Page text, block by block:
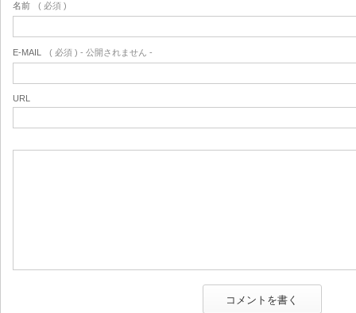
名前 ( 必須 )
E-MAIL ( 必須 ) - 公開されません -
URL